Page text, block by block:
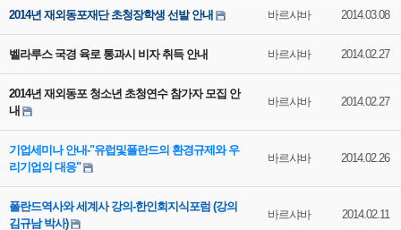
2014년 재외동포재단 초청장학생 선발 안내 바르샤바 2014.03.08
벨라루스 국경 육로 통과시 비자 취득 안내 바르샤바 2014.02.27
2014년 재외동포 청소년 초청연수 참가자 모집 안
내
바르샤바 2014.02.27
기업세미나 안내-"유럽및폴란드의 환경규제와 우
리기업의 대응"
바르샤바 2014.02.26
폴란드역사와 세계사 강의-한인회지식포럼 (강의
김규남 박사)
바르샤바 2014.02.11